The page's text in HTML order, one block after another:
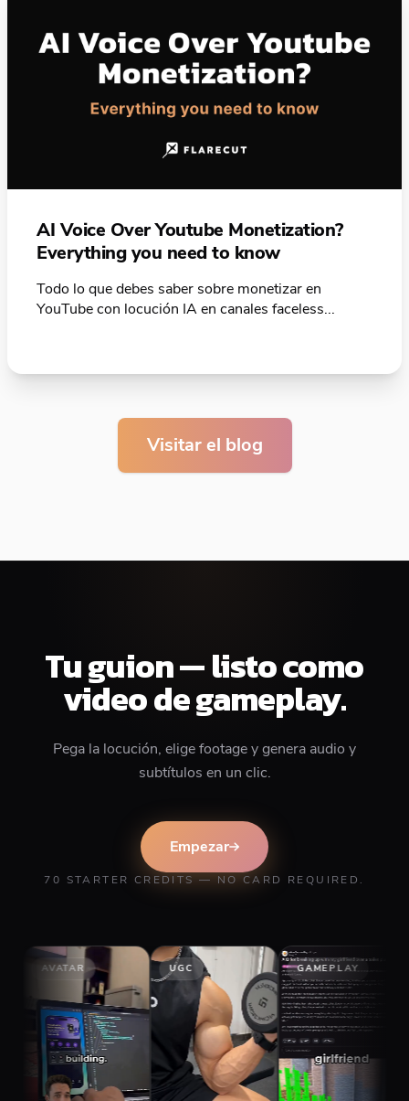
AI Voice Over Youtube Monetization?
Everything you need to know
Todo lo que debes saber sobre monetizar en
YouTube con locución IA en canales faceless...
Visitar el blog
Tu guion — listo como
video de gameplay.
Pega la locución, elige footage y genera audio y
subtítulos en un clic.
Empezar
70 STARTER CREDITS — NO CARD REQUIRED.
GAMEPLAY